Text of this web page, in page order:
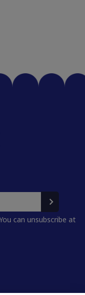
can unsubscribe at